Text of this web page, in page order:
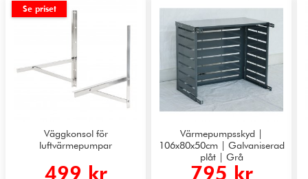
Se priset
Väggkonsol för
luftvärmepumpar
499 kr
Värmepumpsskyd |
106x80x50cm | Galvaniserad
plåt | Grå
795 kr